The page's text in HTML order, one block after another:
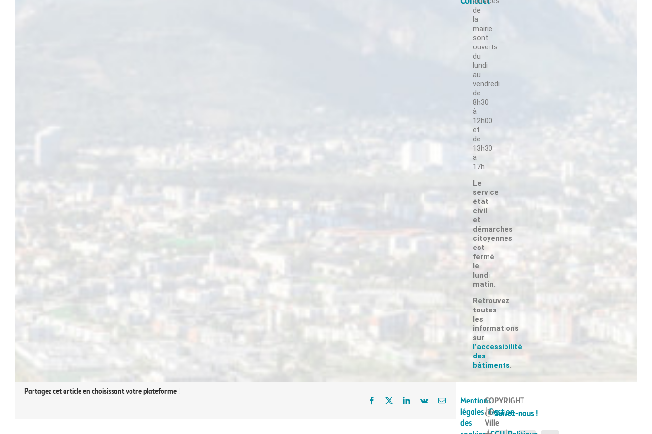
Partagez cet article en choisissant votre plateforme !
Suivez-nous !
Suivez-nous !
Suivez-nous !
de
la
mairie
sont
ouverts
du
lundi
au
vendredi
de
8h30
à
12h00
et
de
13h30
à
17h
Le
service
état
civil
et
démarches
citoyennes
est
fermé
le
lundi
matin.
Retrouvez
toutes
les
informations
sur
l’accessibilité
des
bâtiments.
Mentions
légales|Gestion
des
COPYRIGHT
@
Ville